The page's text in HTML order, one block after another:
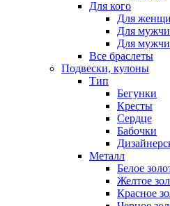
Для кого
Для
Для
Для
Все браслеты
Подвески, кулоны
Тип
Бегунки
Кресты
Сердце
Бабочки
Металл
Белое
Желтое
Красное